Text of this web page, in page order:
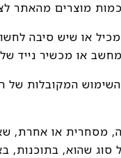
מוצרים מהאתר
או שיש סיבה
או מכשיר נייד
המקובלות של
או אחרת,
שהוא, בתוכנות,